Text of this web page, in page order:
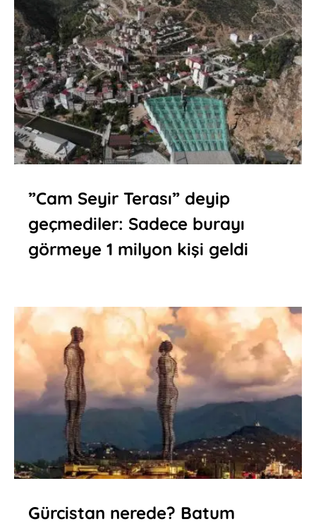
”Cam Seyir Terası” deyip
geçmediler: Sadece burayı
görmeye 1 milyon kişi geldi
Gürcistan nerede? Batum